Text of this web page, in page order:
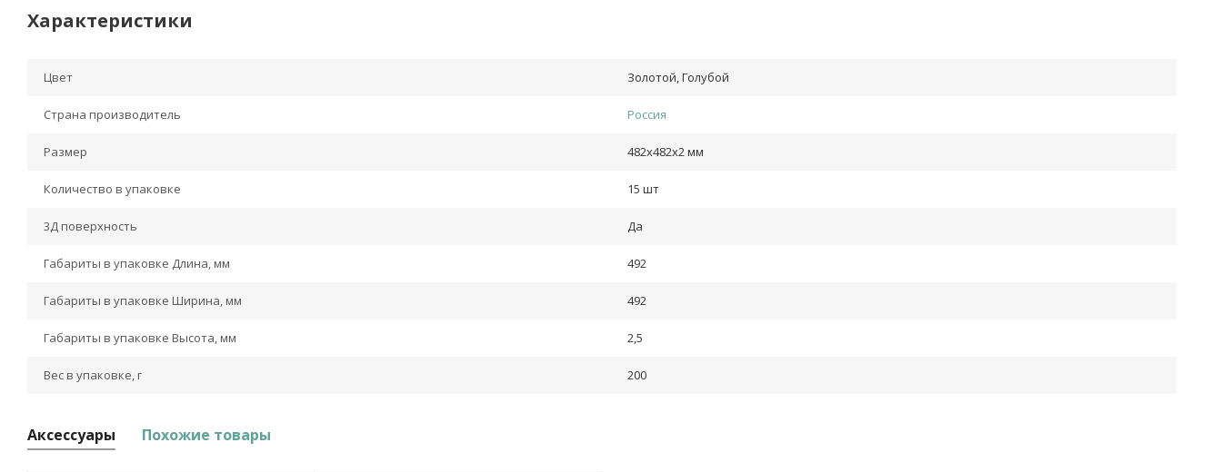
Характеристики
Цвет Золотой, Голубой
Страна производитель Россия
Размер 482х482х2 мм
Количество в упаковке 15 шт
3Д поверхность Да
Габариты в упаковке Длина, мм 492
Габариты в упаковке Ширина, мм 492
Габариты в упаковке Высота, мм 2,5
Вес в упаковке, г 200
Аксессуары Похожие товары